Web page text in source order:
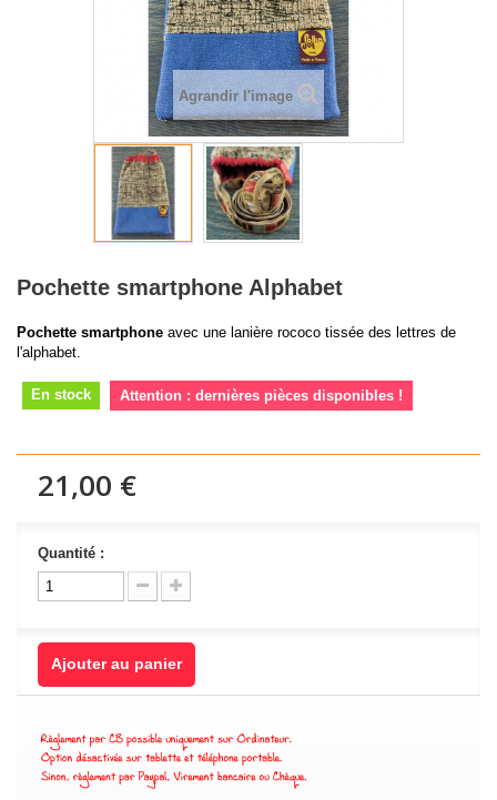
Agrandir l'image
Pochette smartphone Alphabet
Pochette smartphone avec une lanière rococo tissée des lettres de
l'alphabet.
En stock Attention : dernières pièces disponibles !
21,00 €
Quantité :
Ajouter au panier